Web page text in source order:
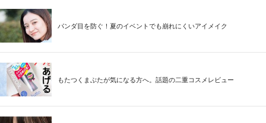
パンダ目を防ぐ！夏のイベントでも崩れにくいアイメイク
もたつくまぶたが気になる方へ。話題の二重コスメレビュー